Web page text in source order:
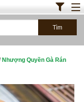
Nhượng Quyền Gà Rán